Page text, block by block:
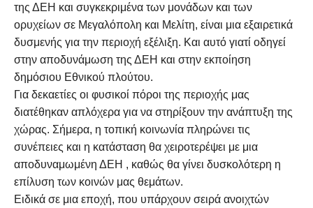
της ΔΕΗ και συγκεκριμένα των μονάδων και των
ορυχείων σε Μεγαλόπολη και Μελίτη, είναι μια εξαιρετικά
δυσμενής για την περιοχή εξέλιξη. Και αυτό γιατί οδηγεί
στην αποδυνάμωση της ΔΕΗ και στην εκποίηση
δημόσιου Εθνικού πλούτου.
Για δεκαετίες οι φυσικοί πόροι της περιοχής μας
διατέθηκαν απλόχερα για να στηρίξουν την ανάπτυξη της
χώρας. Σήμερα, η τοπική κοινωνία πληρώνει τις
συνέπειες και η κατάσταση θα χειροτερέψει με μια
αποδυναμωμένη ΔΕΗ , καθώς θα γίνει δυσκολότερη η
επίλυση των κοινών μας θεμάτων.
Ειδικά σε μια εποχή, που υπάρχουν σειρά ανοιχτών